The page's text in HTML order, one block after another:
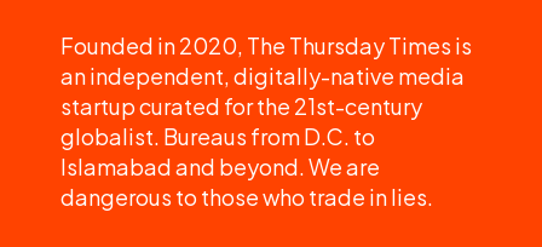
Founded in 2020, The Thursday Times is
an independent, digitally-native media
startup curated for the 21st-century
globalist. Bureaus from D.C. to
Islamabad and beyond. We are
dangerous to those who trade in lies.